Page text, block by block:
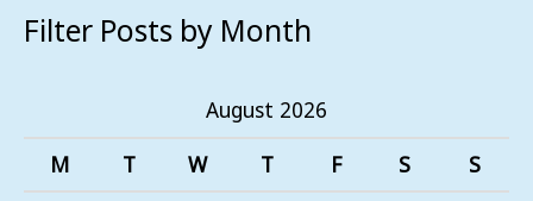
Filter Posts by Month
August 2026
M
T W T F S
S